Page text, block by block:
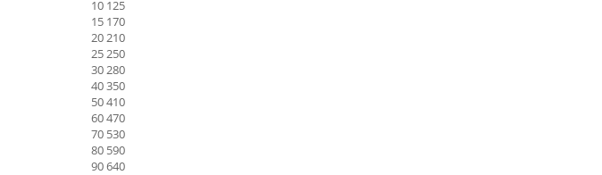
10 125
15 170
20 210
25 250
30 280
40 350
50 410
60 470
70 530
80 590
90 640